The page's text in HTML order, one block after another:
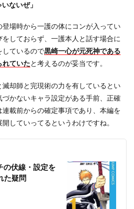
ないぜ」
場時から一護の体にコンが入ってい
しておらず、一護本人と話す場合に
しているので黒崎一心が元死神である
れていたと考えるのが妥当です。
却師と完現術の力を有しているとい
かないキャラ設定がある手前、正確
載前からの確定事項であり、本編を
していってるというわけですね。
の伏線・設定を
た疑問